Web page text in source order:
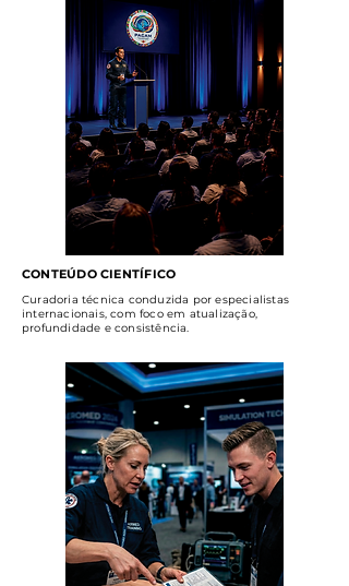
CONTEÚDO CIENTÍFICO
Curadoria técnica conduzida por especialistas
internacionais, com foco em atualização,
profundidade e consistência.